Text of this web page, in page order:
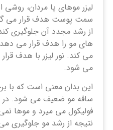
لیزر موهای پا مردان، روشی
سمت پوست هدف قرار می
از رشد مجدد آن جلوگیری
های مو را هدف قرار می
می کند. نور لیزر با هدف
می شود.
این بدان معنی است که با
ساقه مو ضعیف می شود. در
فولیکول می میرد و موها نمی
نتیجه از رشد مو جلوگیری